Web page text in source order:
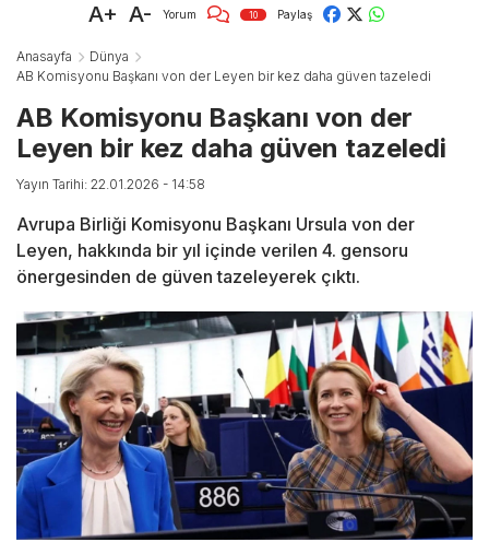
A+ A- Yorum 10 Paylaş
Anasayfa
Dünya
AB Komisyonu Başkanı von der Leyen bir kez daha güven tazeledi
AB Komisyonu Başkanı von der
Leyen bir kez daha güven tazeledi
Yayın Tarihi: 22.01.2026 - 14:58
Avrupa Birliği Komisyonu Başkanı Ursula von der
Leyen, hakkında bir yıl içinde verilen 4. gensoru
önergesinden de güven tazeleyerek çıktı.